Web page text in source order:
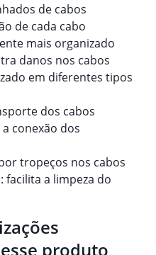
de cabos
de cada cabo
mais organizado
danos nos cabos
em diferentes tipos
dos cabos
a conexão dos
tropeços nos cabos
: facilita a limpeza do
produto